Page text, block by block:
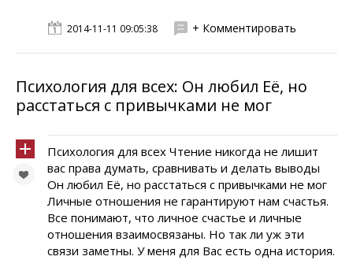
2014-11-11 09:05:38 + Комментировать
Психология для всех: Он любил Её, но
расстаться с привычками не мог
Психология для всех Чтение никогда не лишит
вас права думать, сравнивать и делать выводы
Он любил Её, но расстаться с привычками не мог
Личные отношения не гарантируют нам счастья.
Все понимают, что личное счастье и личные
отношения взаимосвязаны. Но так ли уж эти
связи заметны. У меня для Вас есть одна история.